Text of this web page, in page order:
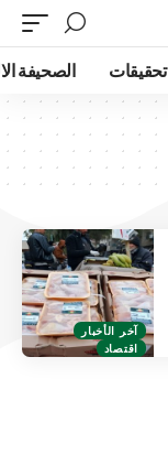
تحقيقات الصحيفة
آخر الأخبار
اقتصاد